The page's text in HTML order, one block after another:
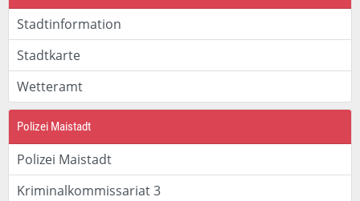
Stadtinformation
Stadtkarte
Wetteramt
Polizei Maistadt
Polizei Maistadt
Kriminalkommissariat 3